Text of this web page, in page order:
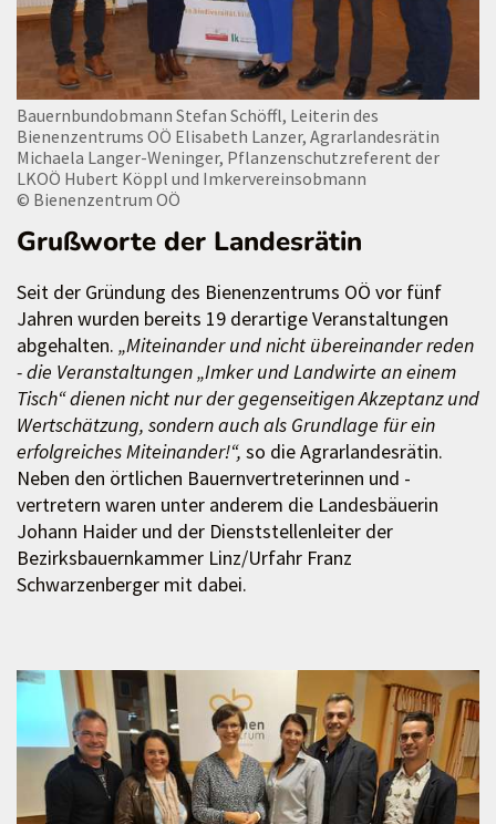
Bauernbundobmann Stefan Schöffl, Leiterin des
Bienenzentrums OÖ Elisabeth Lanzer, Agrarlandesrätin
Michaela Langer-Weninger, Pflanzenschutzreferent der
LKOÖ Hubert Köppl und Imkervereinsobmann
© Bienenzentrum OÖ
Grußworte der Landesrätin
Seit der Gründung des Bienenzentrums OÖ vor fünf
Jahren wurden bereits 19 derartige Veranstaltungen
abgehalten. „Miteinander und nicht übereinander reden
- die Veranstaltungen „Imker und Landwirte an einem
Tisch“ dienen nicht nur der gegenseitigen Akzeptanz und
Wertschätzung, sondern auch als Grundlage für ein
erfolgreiches Miteinander!“, so die Agrarlandesrätin.
Neben den örtlichen Bauernvertreterinnen und -
vertretern waren unter anderem die Landesbäuerin
Johann Haider und der Dienststellenleiter der
Bezirksbauernkammer Linz/Urfahr Franz
Schwarzenberger mit dabei.